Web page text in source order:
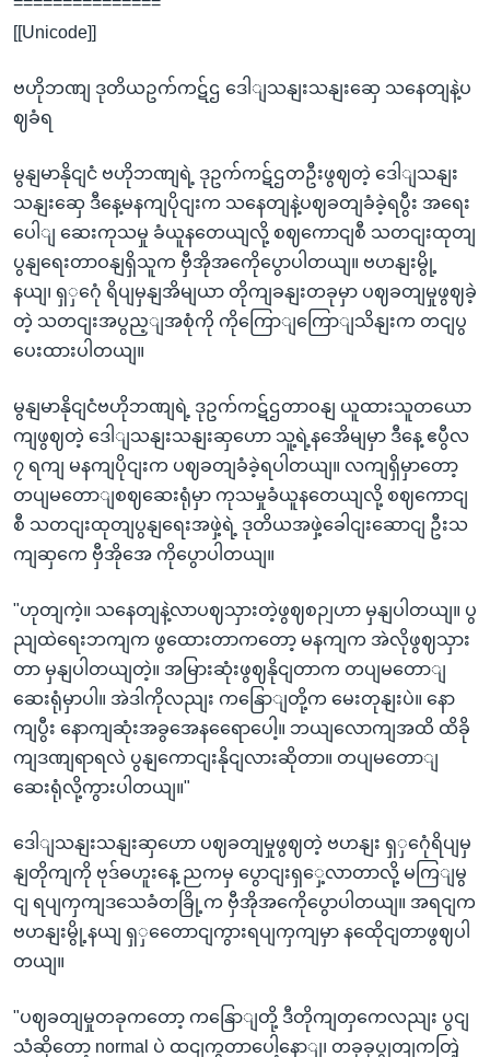
[[Unicode]]
ဗဟိုဘဏျ ဒုတိယဥက်ကဋ်ဌ ဒေါျသနျးသနျးဆှေ သနေတျနဲ့ပ
ဈခံရ
မွနျမာနိုငျငံ ဗဟိုဘဏျရဲ့ ဒုဥက်ကဋ်ဌတဦးဖွဈတဲ့ ဒေါျသနျး
သနျးဆှေ ဒီနေ့မနကျပိုငျးက သနေတျနဲ့ပဈခတျခံခဲ့ရပွီး အရေး
ပေါျ ဆေးကုသမှု ခံယူနတေယျလို့ စဈကောငျစီ သတငျးထုတျ
ပွနျရေးတာဝနျရှိသူက ဗှီအိုအကေိုပွောပါတယျ။ ဗဟနျးမွို့
နယျ၊ ရှှဂေုံ ရိပျမှနျအိမျယာ တိုကျခနျးတခုမှာ ပဈခတျမှုဖွဈခဲ့
တဲ့ သတငျးအပွည့ျအစုံကို ကိုကြောျကြောျသိနျးက တငျပွ
ပေးထားပါတယျ။
မွနျမာနိုငျငံဗဟိုဘဏျရဲ့ ဒုဥက်ကဋ်ဌတာဝနျ ယူထားသူတယော
ကျဖွဈတဲ့ ဒေါျသနျးသနျးဆှဟော သူ့ရဲ့နအေိမျမှာ ဒီနေ့ ဧပွီလ
၇ ရကျ မနကျပိုငျးက ပဈခတျခံခဲ့ရပါတယျ။ လကျရှိမှာတော့
တပျမတောျစဈဆေးရုံမှာ ကုသမှုခံယူနတေယျလို့ စဈကောငျ
စီ သတငျးထုတျပွနျရေးအဖှဲ့ရဲ့ ဒုတိယအဖှဲ့ခေါငျးဆောငျ ဦးသ
ကျဆှကေ ဗှီအိုအေ ကိုပွောပါတယျ။
"ဟုတျကဲ့။ သနေတျနဲ့လာပဈသှားတဲ့ဖွဈစဉျဟာ မှနျပါတယျ။ ပွ
ညျထဲရေးဘကျက ဖွထေားတာကတော့ မနကျက အဲလိုဖွဈသှား
တာ မှနျပါတယျတဲ့။ အမြားဆုံးဖွဈနိုငျတာက တပျမတောျ
ဆေးရုံမှာပါ။ အဲဒါကိုလညျး ကနြောျတို့က မေးတုနျးပဲ။ နော
ကျပွီး နောကျဆုံးအခွအေနရေောပေါ့။ ဘယျလောကျအထိ ထိခို
ကျဒဏျရာရလဲ ပွနျကောငျးနိုငျလားဆိုတာ။ တပျမတောျ
ဆေးရုံလို့ကွားပါတယျ။"
ဒေါျသနျးသနျးဆှဟော ပဈခတျမှုဖွဈတဲ့ ဗဟနျး ရှှဂေုံရိပျမှ
နျတိုကျကို ဗုဒ်ဓဟူးနေ့ ညကမှ ပွောငျးရှှေ့လာတာလို့ မကြျမွ
ငျ ရပျကှကျဒသေခံတခြို့က ဗှီအိုအကေိုပွောပါတယျ။ အရငျက
ဗဟနျးမွို့နယျ ရှှတေောငျကွားရပျကှကျမှာ နထေိုငျတာဖွဈပါ
တယျ။
"ပဈခတျမှုတခုကတော့ ကနြောျတို့ ဒီတိုကျတှကေလညျး ပွငျ
သံဆိုတော့ normal ပဲ ထငျကွတာပေါ့နောျ၊ တခုခုပွုတျကတြဲ့